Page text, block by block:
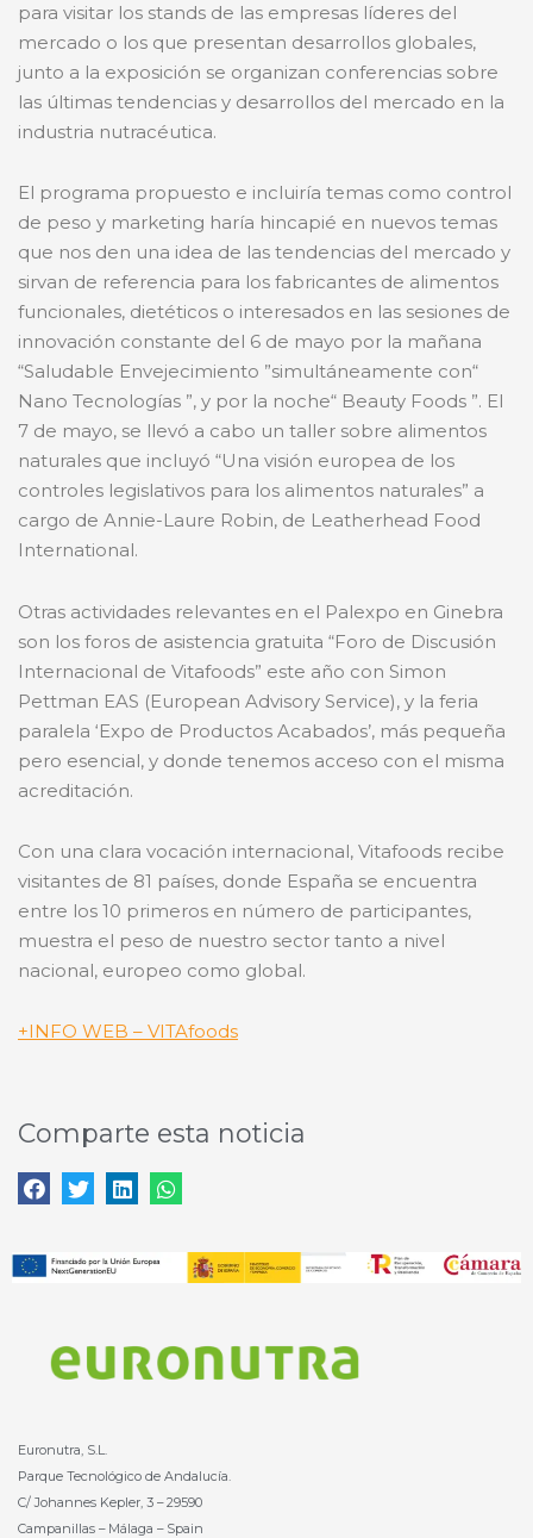
para visitar los stands de las empresas líderes del
mercado o los que presentan desarrollos globales,
junto a la exposición se organizan conferencias sobre
las últimas tendencias y desarrollos del mercado en la
industria nutracéutica.
El programa propuesto e incluiría temas como control
de peso y marketing haría hincapié en nuevos temas
que nos den una idea de las tendencias del mercado y
sirvan de referencia para los fabricantes de alimentos
funcionales, dietéticos o interesados ​​en las sesiones de
innovación constante del 6 de mayo por la mañana
“Saludable Envejecimiento ”simultáneamente con“
Nano Tecnologías ”, y por la noche“ Beauty Foods ”. El
7 de mayo, se llevó a cabo un taller sobre alimentos
naturales que incluyó “Una visión europea de los
controles legislativos para los alimentos naturales” a
cargo de Annie-Laure Robin, de Leatherhead Food
International.
Otras actividades relevantes en el Palexpo en Ginebra
son los foros de asistencia gratuita “Foro de Discusión
Internacional de Vitafoods” este año con Simon
Pettman EAS (European Advisory Service), y la feria
paralela ‘Expo de Productos Acabados’, más pequeña
pero esencial, y donde tenemos acceso con el misma
acreditación.
Con una clara vocación internacional, Vitafoods recibe
visitantes de 81 países, donde España se encuentra
entre los 10 primeros en número de participantes,
muestra el peso de nuestro sector tanto a nivel
nacional, europeo como global.
+INFO WEB – VITAfoods
Comparte esta noticia
Euronutra, S.L.
Parque Tecnológico de Andalucía.
C/ Johannes Kepler, 3 – 29590
Campanillas – Málaga – Spain